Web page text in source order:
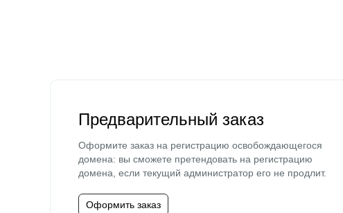
Предварительный заказ
Оформите заказ на регистрацию освобождающегося
домена: вы сможете претендовать на регистрацию
домена, если текущий администратор его не продлит.
Оформить заказ